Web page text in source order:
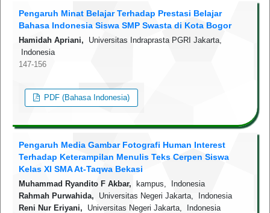
Pengaruh Minat Belajar Terhadap Prestasi Belajar
Bahasa Indonesia Siswa SMP Swasta di Kota Bogor
Hamidah Apriani, Universitas Indraprasta PGRI Jakarta,
Indonesia
147-156
PDF (Bahasa Indonesia)
Pengaruh Media Gambar Fotografi Human Interest
Terhadap Keterampilan Menulis Teks Cerpen Siswa
Kelas XI SMA At-Taqwa Bekasi
Muhammad Ryandito F Akbar, kampus, Indonesia
Rahmah Purwahida, Universitas Negeri Jakarta, Indonesia
Reni Nur Eriyani, Universitas Negeri Jakarta, Indonesia